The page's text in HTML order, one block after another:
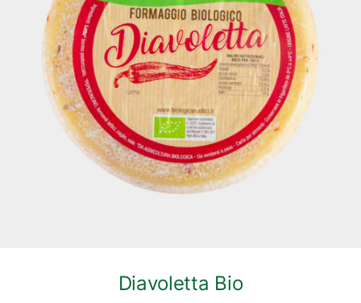
DETTAGLI
Diavoletta Bio